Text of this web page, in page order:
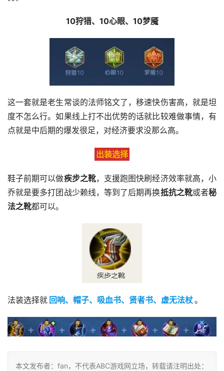
10狩猎、10心眼、10梦魇
这一套就是老生常谈的法师铭文了，移速快伤害高，就是坦
度不怎么行。如果线上打不出优势的话就比较难做事情，有
点就是中后期的爆发很足，对经济要求没那么高。
出装选择
鞋子前期可以做疾步之靴，支援跑图快刷经济效率就高，小
乔就是要多打团战少赖线，等到了后期再换抵抗之靴或者秘
法之靴都可以。
法装选择就 回响、帽子、吸血书、贤者书、虚无法杖。
本文发布者：fan，不代表ABC游戏网立场，转载请注明出处：